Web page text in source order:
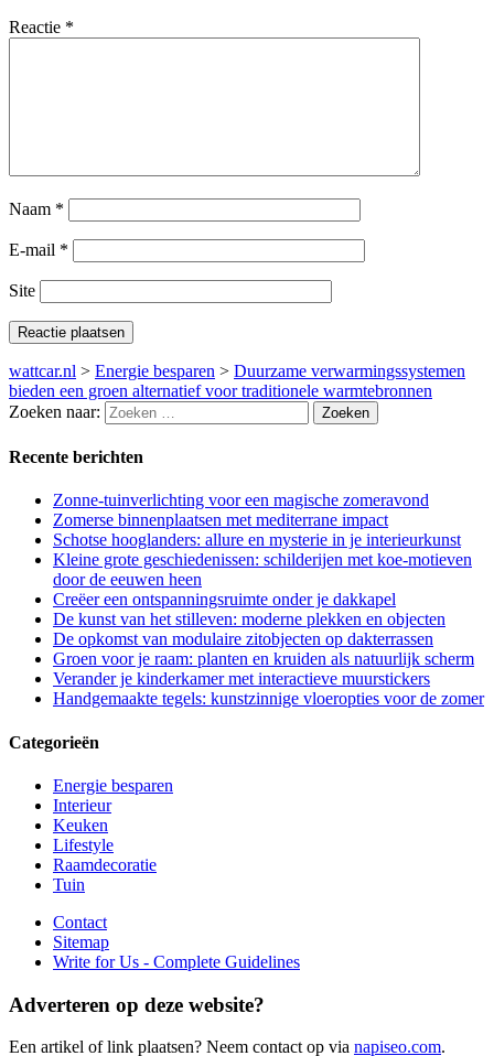
Reactie *
Naam *
E-mail *
Site
wattcar.nl > Energie besparen > Duurzame verwarmingssystemen
bieden een groen alternatief voor traditionele warmtebronnen
Zoeken naar:
Recente berichten
Zonne-tuinverlichting voor een magische zomeravond
Zomerse binnenplaatsen met mediterrane impact
Schotse hooglanders: allure en mysterie in je interieurkunst
Kleine grote geschiedenissen: schilderijen met koe-motieven
door de eeuwen heen
Creëer een ontspanningsruimte onder je dakkapel
De kunst van het stilleven: moderne plekken en objecten
De opkomst van modulaire zitobjecten op dakterrassen
Groen voor je raam: planten en kruiden als natuurlijk scherm
Verander je kinderkamer met interactieve muurstickers
Handgemaakte tegels: kunstzinnige vloeropties voor de zomer
Categorieën
Energie besparen
Interieur
Keuken
Lifestyle
Raamdecoratie
Tuin
Contact
Sitemap
Write for Us - Complete Guidelines
Adverteren op deze website?
Een artikel of link plaatsen? Neem contact op via napiseo.com.